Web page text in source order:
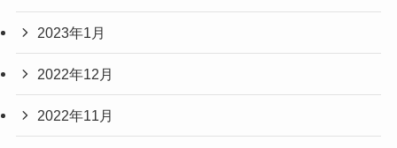
2023年1月
2022年12月
2022年11月